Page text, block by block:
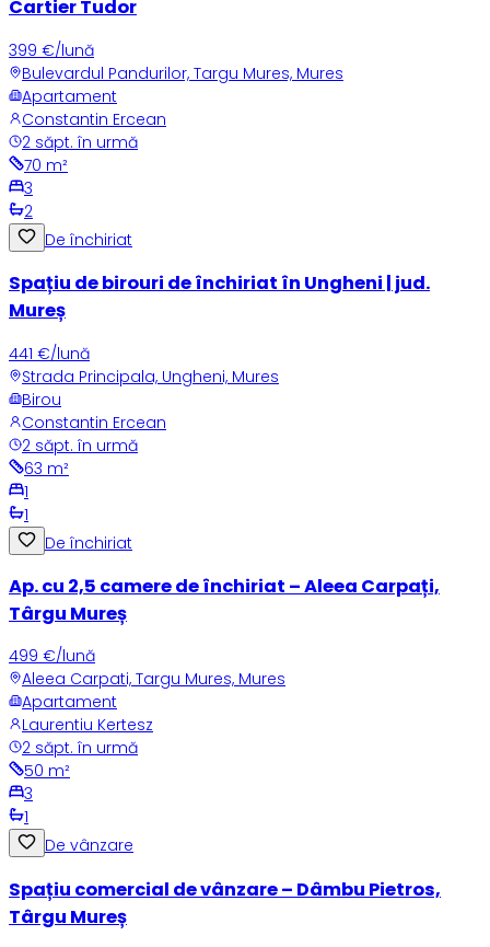
Cartier Tudor
399 €/lună
Bulevardul Pandurilor, Targu Mures, Mures
Apartament
Constantin Ercean
2 săpt. în urmă
70 m²
3
2
De închiriat
Spațiu de birouri de închiriat în Ungheni | jud.
Mureș
441 €/lună
Strada Principala, Ungheni, Mures
Birou
Constantin Ercean
2 săpt. în urmă
63 m²
1
1
De închiriat
Ap. cu 2,5 camere de închiriat – Aleea Carpați,
Târgu Mureș
499 €/lună
Aleea Carpati, Targu Mures, Mures
Apartament
Laurentiu Kertesz
2 săpt. în urmă
50 m²
3
1
De vânzare
Spațiu comercial de vânzare – Dâmbu Pietros,
Târgu Mureș